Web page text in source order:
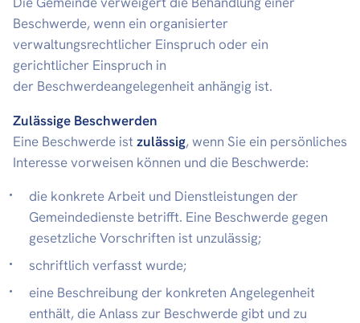
Beschwerde, wenn ein organisierter
verwaltungsrechtlicher Einspruch oder ein
gerichtlicher Einspruch in
der Beschwerdeangelegenheit anhängig ist.
Zulässige Beschwerden
Eine Beschwerde istzulässig, wenn Sie ein persönliches
Interesse vorweisen können und die Beschwerde:
die konkrete Arbeit und Dienstleistungen der
Gemeindedienste betrifft. Eine Beschwerde gegen
gesetzliche Vorschriften ist unzulässig;
schriftlich verfasst wurde;
eine Beschreibung der konkreten Angelegenheit
enthält, die Anlass zur Beschwerde gibt und zu